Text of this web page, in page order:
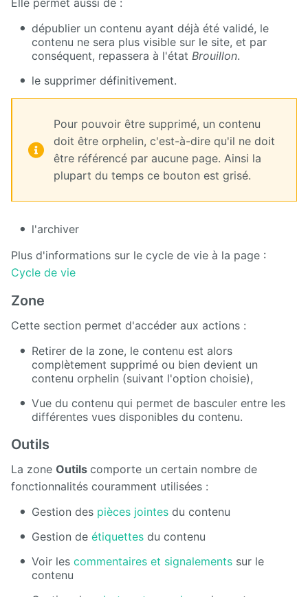
dépublier un contenu ayant déjà été validé, le
contenu ne sera plus visible sur le site, et par
conséquent, repassera à l'état Brouillon.
le supprimer définitivement.
Pour pouvoir être supprimé, un contenu
doit être orphelin, c'est-à-dire qu'il ne doit
être référencé par aucune page. Ainsi la
plupart du temps ce bouton est grisé.
l'archiver
Plus d'informations sur le cycle de vie à la page :
Cycle de vie
Zone
Cette section permet d'accéder aux actions :
Retirer de la zone, le contenu est alors
complètement supprimé ou bien devient un
contenu orphelin (suivant l'option choisie),
Vue du contenu qui permet de basculer entre les
différentes vues disponibles du contenu.
Outils
La zone Outils comporte un certain nombre de
fonctionnalités couramment utilisées :
Gestion des pièces jointes du contenu
Gestion de étiquettes du contenu
Voir les commentaires et signalements sur le
contenu